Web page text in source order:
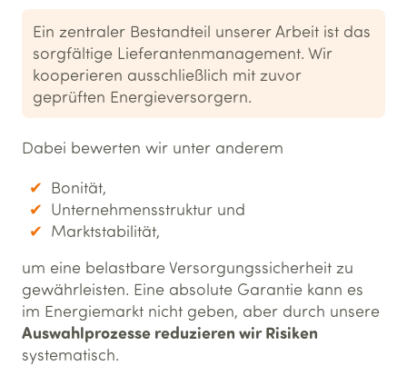
Ein zentraler Bestandteil unserer Arbeit ist das
sorgfältige Lieferantenmanagement. Wir
kooperieren ausschließlich mit zuvor
geprüften Energieversorgern.
Dabei bewerten wir unter anderem
Bonität,
Unternehmensstruktur und
Marktstabilität,
um eine belastbare Versorgungssicherheit zu
gewährleisten. Eine absolute Garantie kann es
im Energiemarkt nicht geben, aber durch unsere
Auswahlprozesse reduzieren wir Risiken
systematisch.